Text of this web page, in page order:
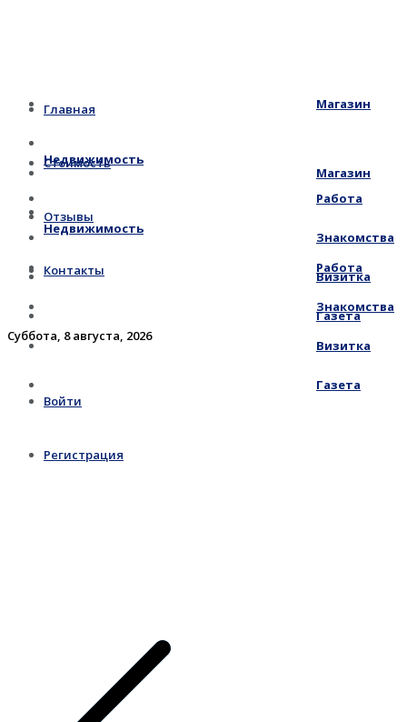
Главная
Стоимость
Отзывы
Контакты
Суббота, 8 августа, 2026
Войти
Регистрация
Магазин
Недвижимость
Работа
Знакомства
Визитка
Газета
Магазин
Недвижимость
Работа
Знакомства
Визитка
Газета